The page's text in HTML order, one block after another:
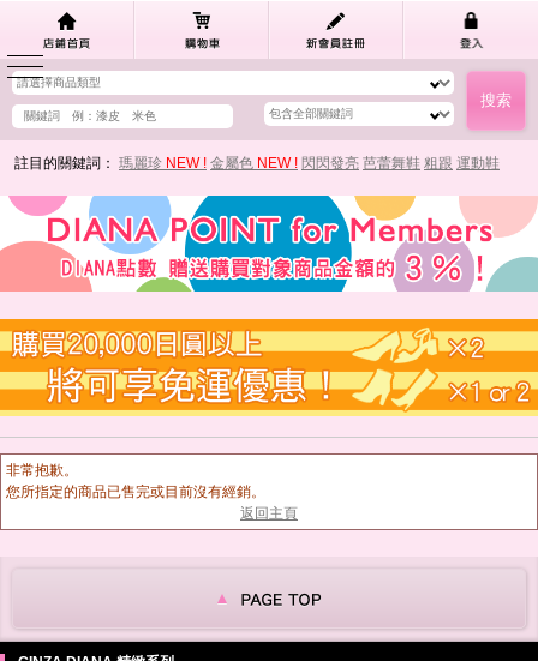
註目的關鍵詞： 瑪麗珍 NEW ! 金屬色 NEW ! 閃閃發亮 芭蕾舞鞋 粗跟 運動鞋
非常抱歉。
您所指定的商品已售完或目前沒有經銷。
返回主頁